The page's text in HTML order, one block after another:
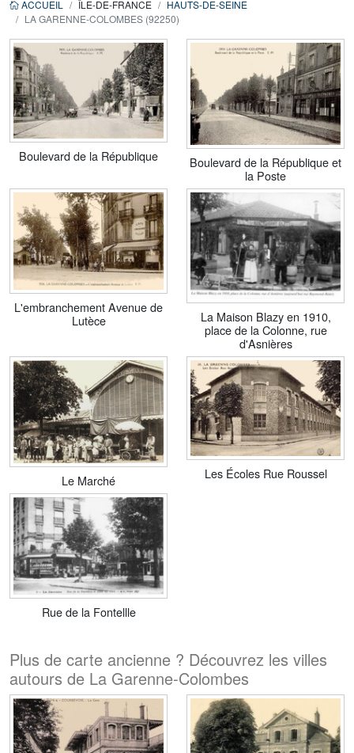
ACCUEIL ÎLE-DE-FRANCE
HAUTS-DE-SEINE
LA GARENNE-COLOMBES (92250)
Boulevard de la République
Boulevard de la République et
la Poste
L'embranchement Avenue de
Lutèce
La Maison Blazy en 1910,
place de la Colonne, rue
d'Asnières
Le Marché Les Écoles Rue Roussel
Rue de la Fontellle
Plus de carte ancienne ? Découvrez les villes
autours de La Garenne-Colombes